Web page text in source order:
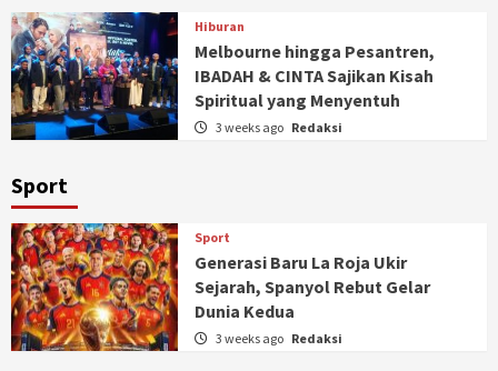
Hiburan
Melbourne hingga Pesantren,
IBADAH & CINTA Sajikan Kisah
Spiritual yang Menyentuh
3 weeks ago Redaksi
Sport
Sport
Generasi Baru La Roja Ukir
Sejarah, Spanyol Rebut Gelar
Dunia Kedua
3 weeks ago Redaksi